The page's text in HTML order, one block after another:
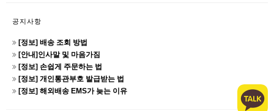
공지사항
[정보] 배송 조회 방법
[안내]인사말 및 마음가짐
[정보] 손쉽게 주문하는 법
[정보] 개인통관부호 발급받는 법
[정보] 해외배송 EMS가 늦는 이유